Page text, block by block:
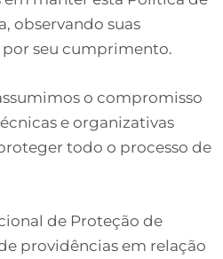
observando suas
seu cumprimento.
o compromisso
e organizativas
todo o processo de
de Proteção de
providências em relação